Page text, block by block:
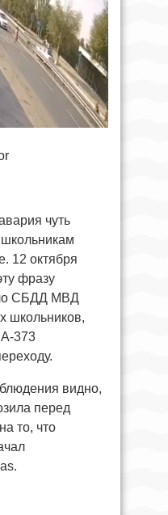
чуть
12 октября
фразу
СБДД МВД
школьников,
373
видно,
перед
то, что